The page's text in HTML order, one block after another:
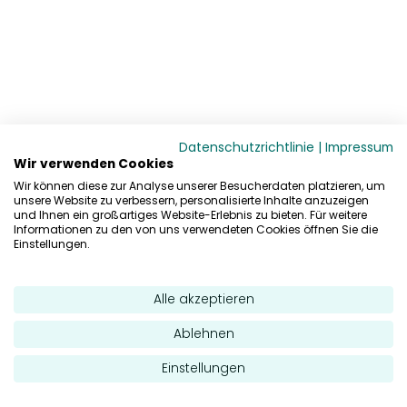
Datenschutzrichtlinie | Impressum
Wir verwenden Cookies
Wir können diese zur Analyse unserer Besucherdaten platzieren, um
unsere Website zu verbessern, personalisierte Inhalte anzuzeigen
und Ihnen ein großartiges Website-Erlebnis zu bieten. Für weitere
Informationen zu den von uns verwendeten Cookies öffnen Sie die
Einstellungen.
Alle akzeptieren
Ablehnen
Einstellungen